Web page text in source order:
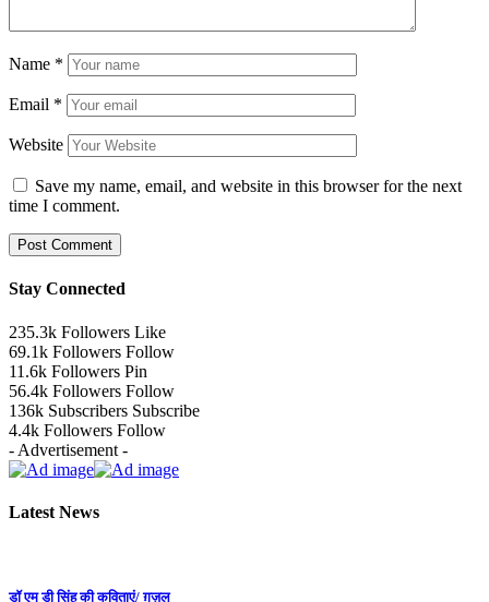
Name *
Email *
Website
Save my name, email, and website in this browser for the next
time I comment.
Stay Connected
235.3k Followers Like
69.1k Followers Follow
11.6k Followers Pin
56.4k Followers Follow
136k Subscribers Subscribe
4.4k Followers Follow
- Advertisement -
Latest News
डॉ एम डी सिंह की कविताएं/ ग़ज़ल